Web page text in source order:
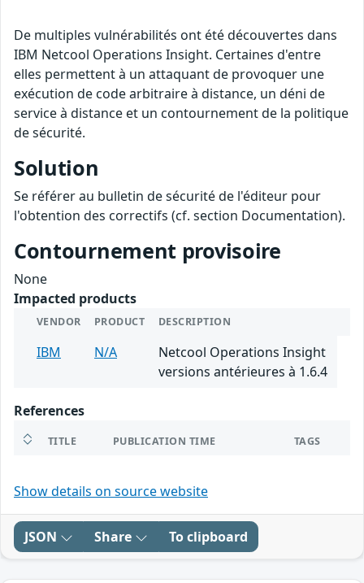
De multiples vulnérabilités ont été découvertes dans
IBM Netcool Operations Insight. Certaines d'entre
elles permettent à un attaquant de provoquer une
exécution de code arbitraire à distance, un déni de
service à distance et un contournement de la politique
de sécurité.
Solution
Se référer au bulletin de sécurité de l'éditeur pour
l'obtention des correctifs (cf. section Documentation).
Contournement provisoire
None
Impacted products
VENDOR PRODUCT DESCRIPTION
IBM N/A
Netcool Operations Insight
versions antérieures à 1.6.4
References
TITLE PUBLICATION TIME TAGS
Show details on source website
JSON Share To clipboard